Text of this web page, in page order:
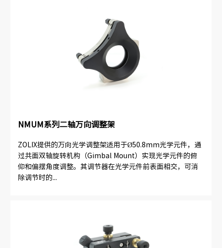
NMUM系列二轴万向调整架
ZOLIX提供的万向光学调整架适用于Ø50.8mm光学元件，通
过共面双轴旋转机构（Gimbal Mount）实现光学元件的俯
仰和偏摆角度调整。其调节器在光学元件前表面相交，可消
除调节时的...